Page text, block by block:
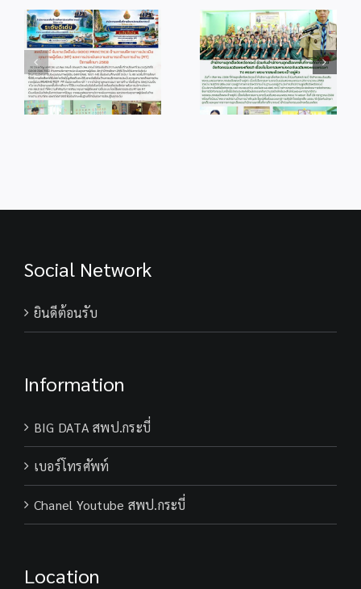
info 4-1 info 28-1
Social Network
ยินดีต้อนรับ
Information
BIG DATA สพป.กระบี่
เบอร์โทรศัพท์
Chanel Youtube สพป.กระบี่
Location